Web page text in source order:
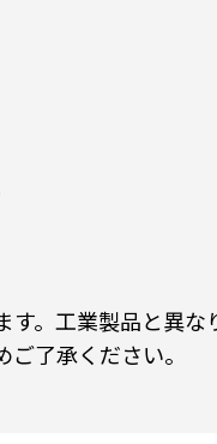
。工業製品と異
了承ください。